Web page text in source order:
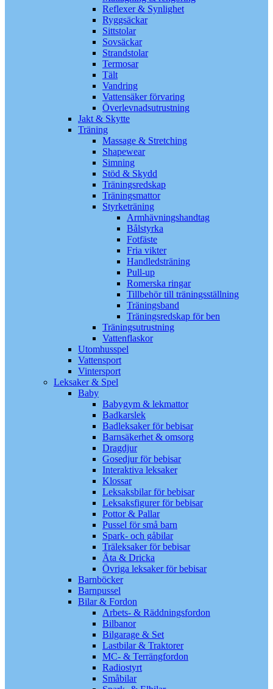
Reflexer & Synlighet
Ryggsäckar
Sittstolar
Sovsäckar
Strandstolar
Termosar
Tält
Vandring
Vattensäker förvaring
Överlevnadsutrustning
Jakt & Skytte
Träning
Massage & Stretching
Shapewear
Simning
Stöd & Skydd
Träningsredskap
Träningsmattor
Styrketräning
Armhävningshandtag
Bålstyrka
Fotfäste
Fria vikter
Handledsträning
Pull-up
Romerska ringar
Tillbehör till träningsställning
Träningsband
Träningsredskap för ben
Träningsutrustning
Vattenflaskor
Utomhusspel
Vattensport
Vintersport
Leksaker & Spel
Baby
Babygym & lekmattor
Badkarslek
Badleksaker för bebisar
Barnsäkerhet & omsorg
Dragdjur
Gosedjur för bebisar
Interaktiva leksaker
Klossar
Leksaksbilar för bebisar
Leksaksfigurer för bebisar
Pottor & Pallar
Pussel för små barn
Spark- och gåbilar
Träleksaker för bebisar
Äta & Dricka
Övriga leksaker för bebisar
Barnböcker
Barnpussel
Bilar & Fordon
Arbets- & Räddningsfordon
Bilbanor
Bilgarage & Set
Lastbilar & Traktorer
MC- & Terrängfordon
Radiostyrt
Småbilar